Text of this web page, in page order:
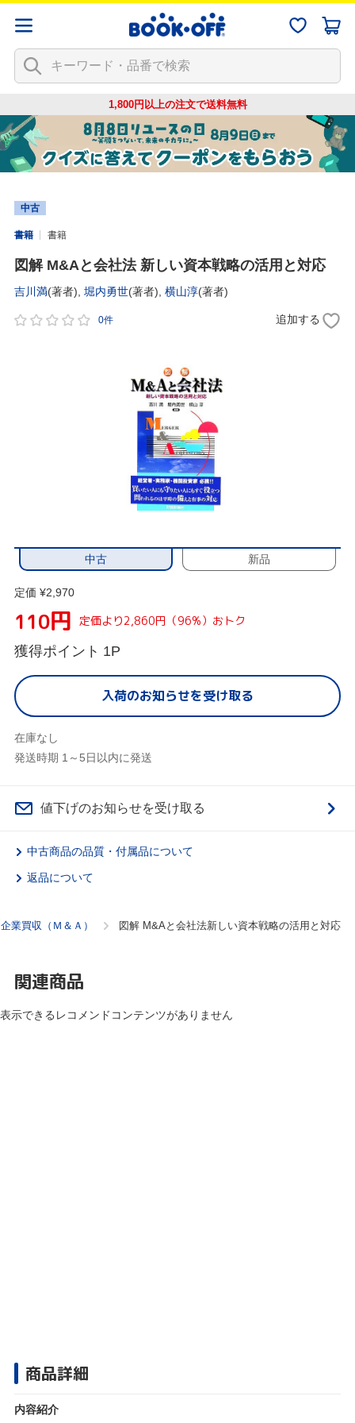
1,800円以上の注文で送料無料
中古
書籍 書籍
図解 M&Aと会社法 新しい資本戦略の活用と対応
吉川満(著者), 堀内勇世(著者), 横山淳(著者)
0件 追加する
中古 新品
定価 ¥2,970
110円 定価より2,860円（96%）おトク
獲得ポイント 1P
入荷のお知らせを受け取る
在庫なし
発送時期 1～5日以内に発送
値下げのお知らせを受け取る
中古商品の品質・付属品について
返品について
企業買収（Ｍ＆Ａ） 図解 M&Aと会社法新しい資本戦略の活用と対応
関連商品
表示できるレコメンドコンテンツがありません
商品詳細
内容紹介